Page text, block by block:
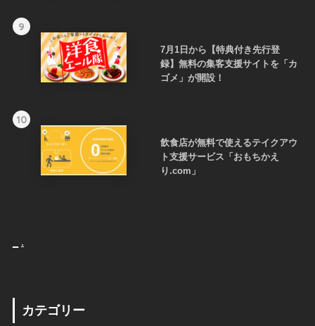
9
7月1日から【特典付き先行登
録】無料の集客支援サイトを「カ
ゴメ」が開設！
10
飲食店が無料で使えるテイクアウ
ト支援サービス「おもちかえ
り.com」
.
カテゴリー